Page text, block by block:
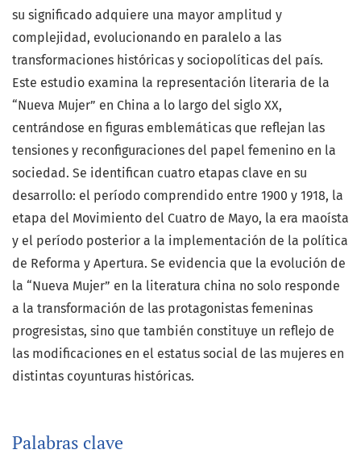
Palabras clave
su significado adquiere una mayor amplitud y
complejidad, evolucionando en paralelo a las
transformaciones históricas y sociopolíticas del país.
Este estudio examina la representación literaria de la
“Nueva Mujer” en China a lo largo del siglo XX,
centrándose en figuras emblemáticas que reflejan las
tensiones y reconfiguraciones del papel femenino en la
sociedad. Se identifican cuatro etapas clave en su
desarrollo: el período comprendido entre 1900 y 1918, la
etapa del Movimiento del Cuatro de Mayo, la era maoísta
y el período posterior a la implementación de la política
de Reforma y Apertura. Se evidencia que la evolución de
la “Nueva Mujer” en la literatura china no solo responde
a la transformación de las protagonistas femeninas
progresistas, sino que también constituye un reflejo de
las modificaciones en el estatus social de las mujeres en
distintas coyunturas históricas.